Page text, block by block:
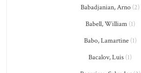
Babadjanian, Arno (2)
Babell, William(1)
Babo, Lamartine(1)
Bacalov, Luis (1)